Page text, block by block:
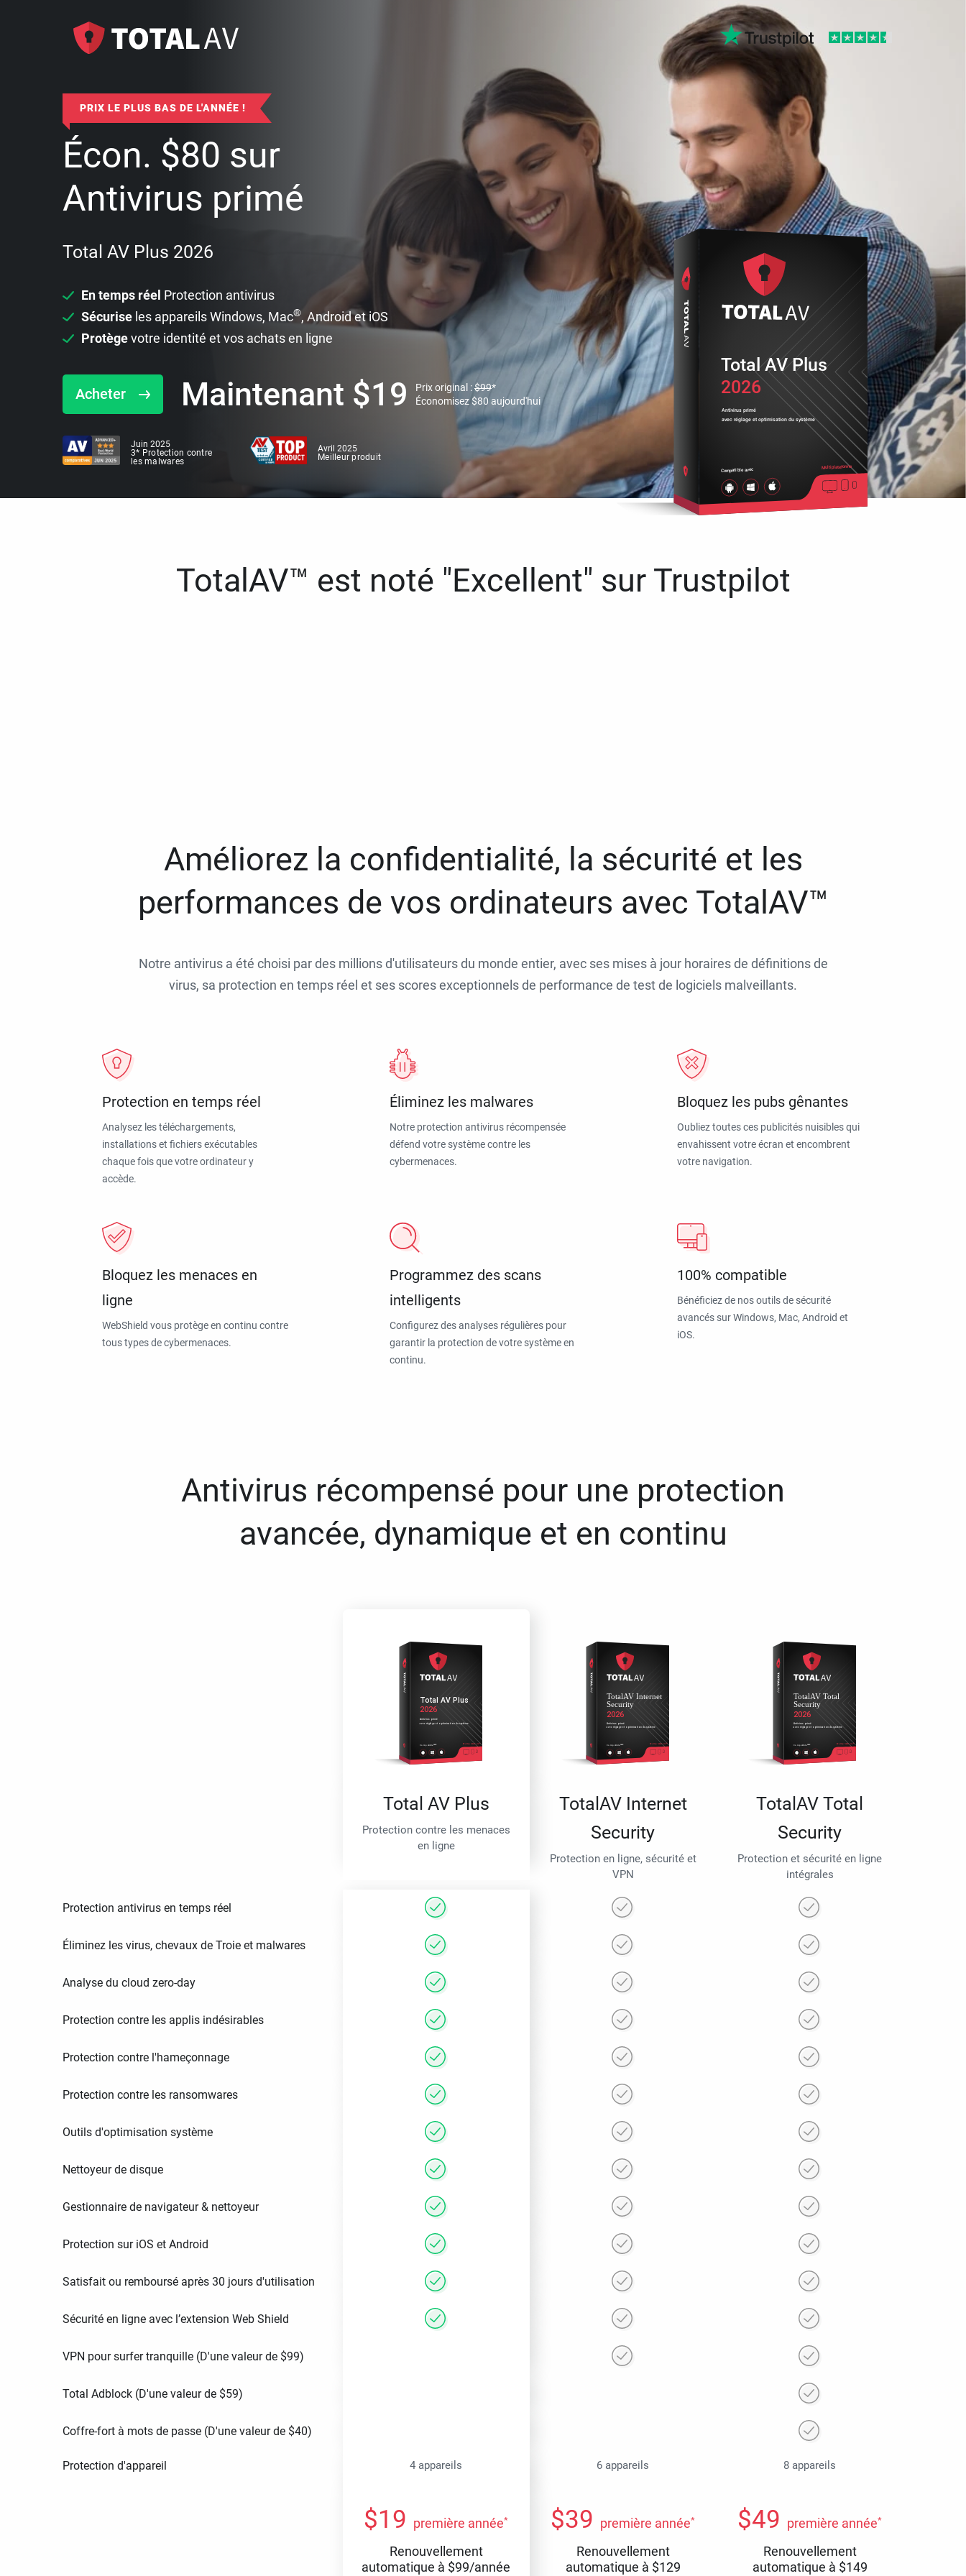
PRIX LE PLUS BAS DE L'ANNÉE !
Écon. $80 sur
Antivirus primé
Total AV Plus 2026
En temps réel Protection antivirus
Sécurise les appareils Windows, Mac®, Android et iOS
Protègevotre identité et vos achats en ligne
Acheter Maintenant $19 Prix original :$99*
Économisez$80 aujourd'hui
Juin 2025
3* Protection contre
les malwares
Avril 2025
Meilleur produit
2026
Antivirus primé
avec réglage et optimisation du système
Compatible avec Multiplateforme
Total AV Plus
TotalAV™ est noté "Excellent" sur Trustpilot
Améliorez la confidentialité, la sécurité et les
performances de vos ordinateurs avec TotalAV™
Notre antivirus a été choisi par des millions d'utilisateurs du monde entier, avec ses mises à jour horaires de définitions de
virus, sa protection en temps réel et ses scores exceptionnels de performance de test de logiciels malveillants.
Protection en temps réel
Analysez les téléchargements,
installations et fichiers exécutables
chaque fois que votre ordinateur y
accède.
Éliminez les malwares
Notre protection antivirus récompensée
défend votre système contre les
cybermenaces.
Bloquez les pubs gênantes
Oubliez toutes ces publicités nuisibles qui
envahissent votre écran et encombrent
votre navigation.
Bloquez les menaces en
ligne
WebShield vous protège en continu contre
tous types de cybermenaces.
Programmez des scans
intelligents
Configurez des analyses régulières pour
garantir la protection de votre système en
continu.
100% compatible
Bénéficiez de nos outils de sécurité
avancés sur Windows, Mac, Android et
iOS.
Antivirus récompensé pour une protection
avancée, dynamique et en continu
Total AV Plus
Protection contre les menaces
en ligne
TotalAV Internet
Security
Protection en ligne, sécurité et
VPN
TotalAV Total
Security
Protection et sécurité en ligne
intégrales
Protection antivirus en temps réel
Éliminez les virus, chevaux de Troie et malwares
Analyse du cloud zero-day
Protection contre les applis indésirables
Protection contre l'hameçonnage
Protection contre les ransomwares
Outils d'optimisation système
Nettoyeur de disque
Gestionnaire de navigateur & nettoyeur
Protection sur iOS et Android
Satisfait ou remboursé après 30 jours d'utilisation
Sécurité en ligne avec l’extension Web Shield
VPN pour surfer tranquille (D'une valeur de $99)
Total Adblock (D'une valeur de $59)
Coffre-fort à mots de passe (D'une valeur de $40)
Protection d'appareil 4 appareils 6 appareils 8 appareils
$19 première année*
Renouvellement
automatique à $99/année
$39 première année*
Renouvellement
automatique à $129
$49 première année*
Renouvellement
automatique à $149